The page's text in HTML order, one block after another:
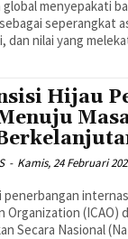
menyepakati
seperangkat
dan nilai yang
Hijau
- Kamis, 24 Februari
penerbangan
Organization (ICAO)
Secara Nasional